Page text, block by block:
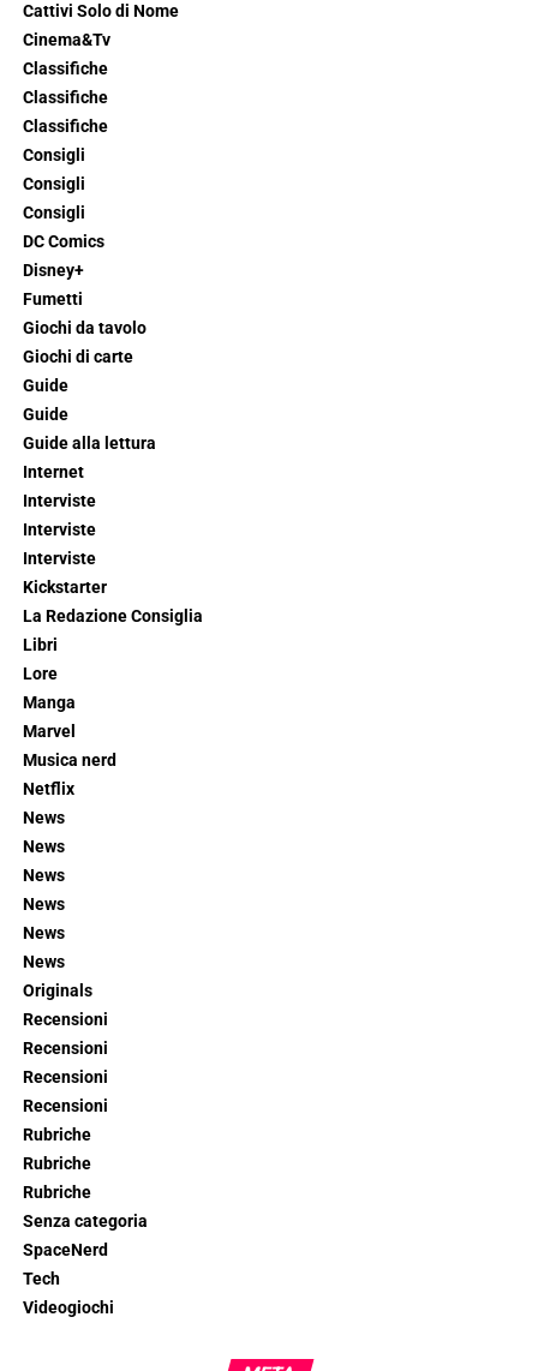
Cattivi Solo di Nome
Cinema&Tv
Classifiche
Classifiche
Classifiche
Consigli
Consigli
Consigli
DC Comics
Disney+
Fumetti
Giochi da tavolo
Giochi di carte
Guide
Guide
Guide alla lettura
Internet
Interviste
Interviste
Interviste
Kickstarter
La Redazione Consiglia
Libri
Lore
Manga
Marvel
Musica nerd
Netflix
News
News
News
News
News
News
Originals
Recensioni
Recensioni
Recensioni
Recensioni
Rubriche
Rubriche
Rubriche
Senza categoria
SpaceNerd
Tech
Videogiochi